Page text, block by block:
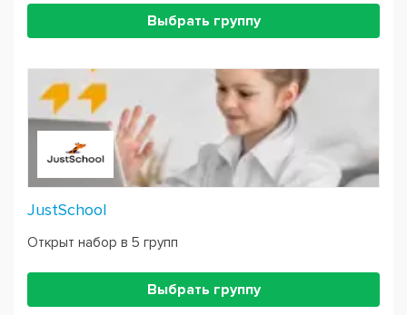
Выбрать группу
JustSchool
Открыт набор в 5 групп
Выбрать группу